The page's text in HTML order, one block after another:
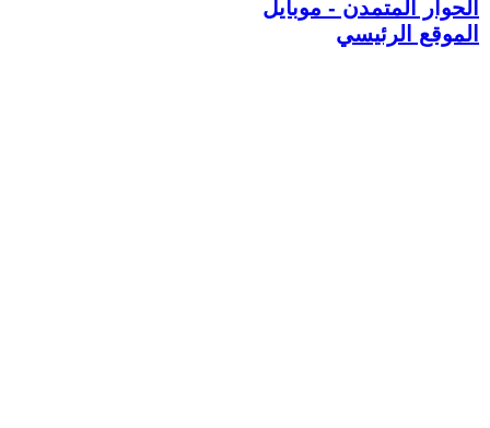
الحوار المتمدن - موبايل
الموقع الرئيسي